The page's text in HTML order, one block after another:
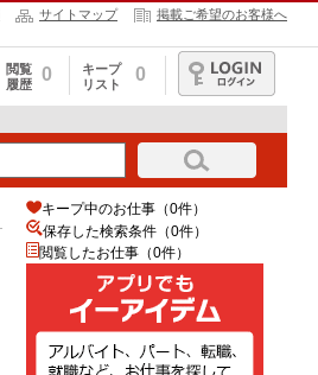
サイトマップ 掲載ご希望のお客様へ
閲覧
履歴
0
キープ
リスト
0
ログイン
キープ中のお仕事（0件）
保存した検索条件（0件）
閲覧したお仕事（0件）